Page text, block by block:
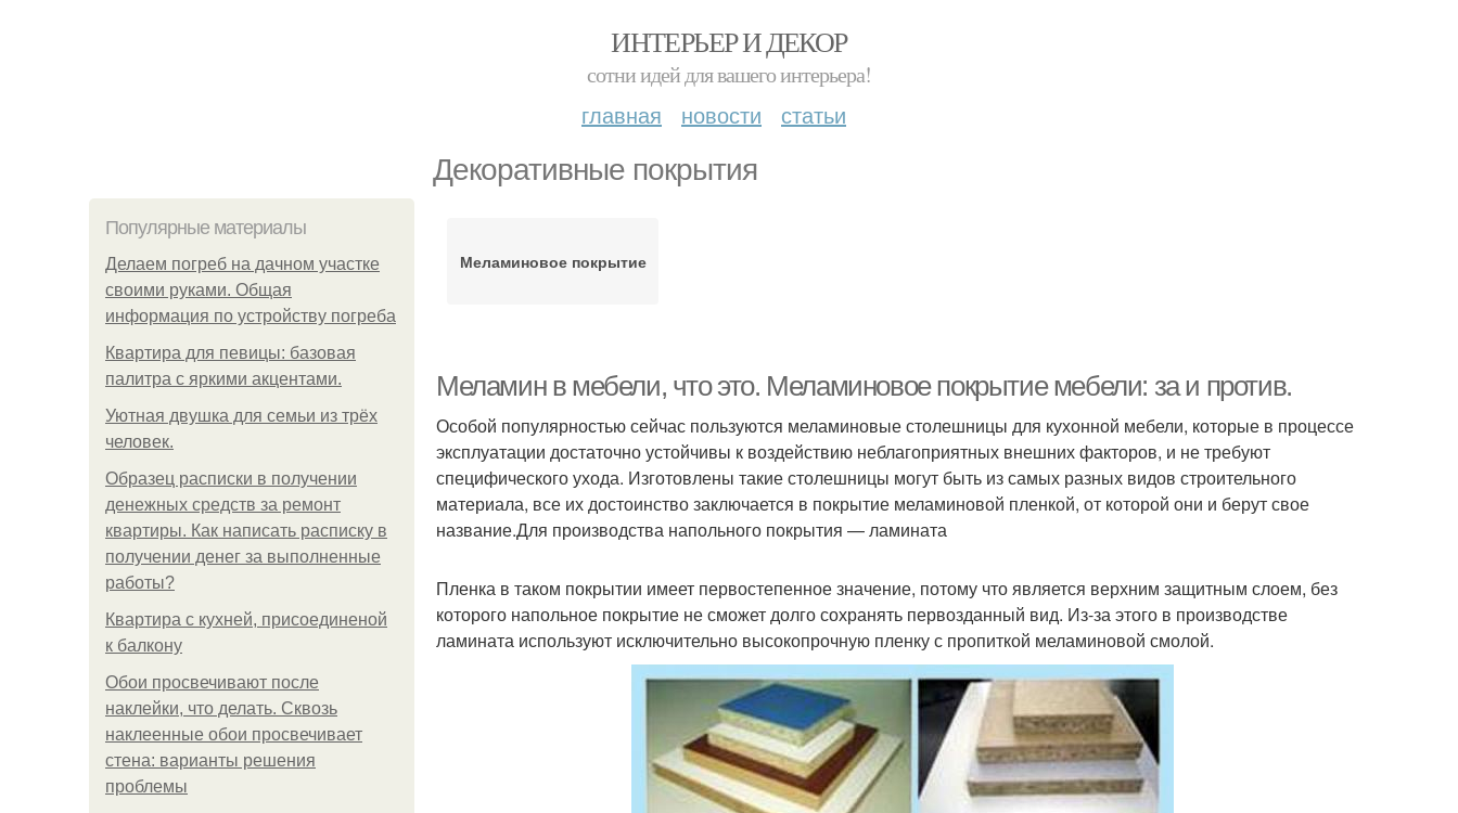
ИНТЕРЬЕР И ДЕКОР
сотни идей для вашего интерьера!
главная новости статьи
Декоративные покрытия
Популярные материалы
Делаем погреб на дачном участке
своими руками. Общая
информация по устройству погреба
Квартира для певицы: базовая
палитра с яркими акцентами.
Уютная двушка для семьи из трёх
человек.
Образец расписки в получении
денежных средств за ремонт
квартиры. Как написать расписку в
получении денег за выполненные
работы?
Квартира с кухней, присоединеной
к балкону
Обои просвечивают после
наклейки, что делать. Сквозь
наклеенные обои просвечивает
стена: варианты решения
проблемы
Меламиновое покрытие
Меламин в мебели, что это. Меламиновое покрытие мебели: за и против.
Особой популярностью сейчас пользуются меламиновые столешницы для кухонной мебели, которые в процессе
эксплуатации достаточно устойчивы к воздействию неблагоприятных внешних факторов, и не требуют
специфического ухода. Изготовлены такие столешницы могут быть из самых разных видов строительного
материала, все их достоинство заключается в покрытие меламиновой пленкой, от которой они и берут свое
название.Для производства напольного покрытия — ламината
Пленка в таком покрытии имеет первостепенное значение, потому что является верхним защитным слоем, без
которого напольное покрытие не сможет долго сохранять первозданный вид. Из-за этого в производстве
ламината используют исключительно высокопрочную пленку с пропиткой меламиновой смолой.